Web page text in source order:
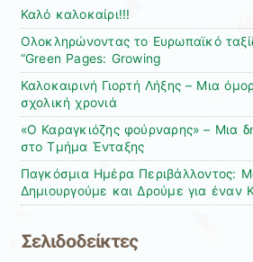
Καλό καλοκαίρι!!!
Ολοκληρώνοντας το Ευρωπαϊκό
“Green Pages: Growing
Καλοκαιρινή Γιορτή Λήξης – Μια
σχολική χρονιά
«Ο Καραγκιόζης φούρναρης» – Μια
στο Τμήμα Ένταξης
Παγκόσμια Ημέρα Περιβάλλοντος:
Δημιουργούμε και Δρούμε για έναν
Σελιδοδείκτες